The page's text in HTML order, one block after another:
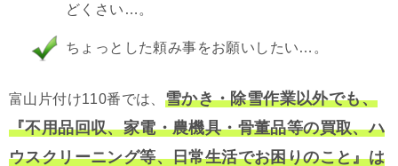
どくさい…。
ちょっとした頼み事をお願いしたい…。
富山片付け110番では、 雪かき・除雪作業以外でも、
『不用品回収、家電・農機具・骨董品等の買取、ハ
ウスクリーニング等、日常生活でお困りのこと』は